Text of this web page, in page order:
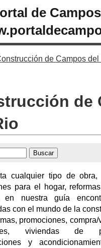
de
de Campos del
de
cualquier tipo de obra,
para el hogar,
nuestra guía
con el mundo de la
promociones,
viviendas de
y